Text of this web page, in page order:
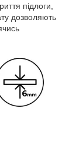
підлоги,
дозволяють